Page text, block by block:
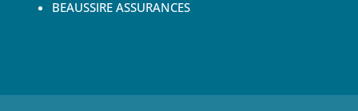
BEAUSSIRE ASSURANCES